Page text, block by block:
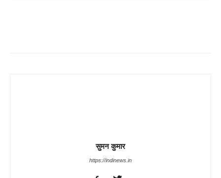
सुमन कुमार
https://indinews.in